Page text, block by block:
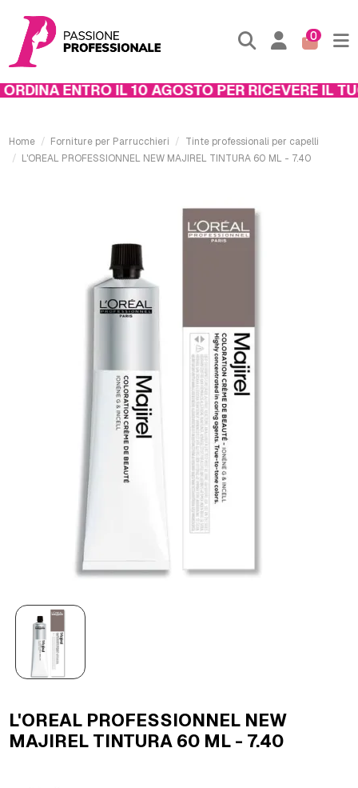
0
ENTRO IL 10 AGOSTO PER RICEVERE IL
Home Forniture per Parrucchieri
Tinte professionali per capelli
L'OREAL PROFESSIONNEL NEW MAJIREL TINTURA 60 ML - 7.40
L'OREAL PROFESSIONNEL NEW
MAJIREL TINTURA 60 ML - 7.40